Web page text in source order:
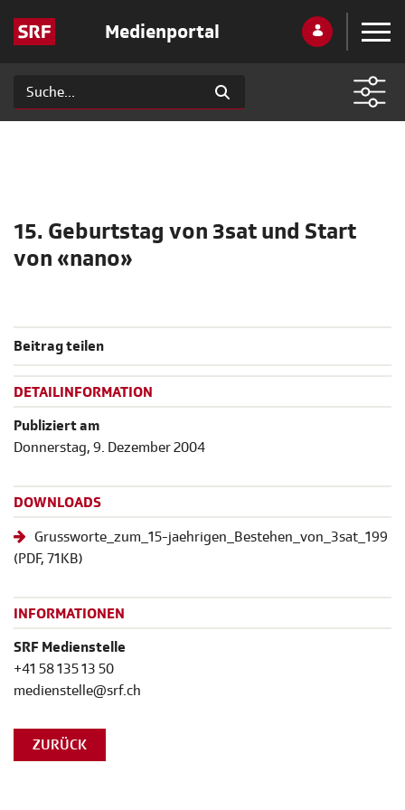
Medienportal
15. Geburtstag von 3sat und Start
von «nano»
Beitrag teilen
DETAILINFORMATION
Publiziert am
Donnerstag, 9. Dezember 2004
DOWNLOADS
Grussworte_zum_15-jaehrigen_Bestehen_von_3sat_199
(PDF, 71KB)
INFORMATIONEN
SRF Medienstelle
+41 58 135 13 50
medienstelle@srf.ch
ZURÜCK